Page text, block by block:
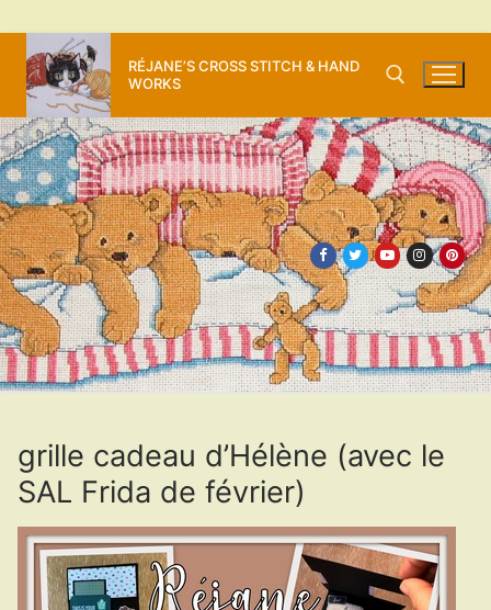
contenu
RÉJANE’S CROSS STITCH & HAND
WORKS
Rechercher :
grille cadeau d’Hélène (avec le
SAL Frida de février)